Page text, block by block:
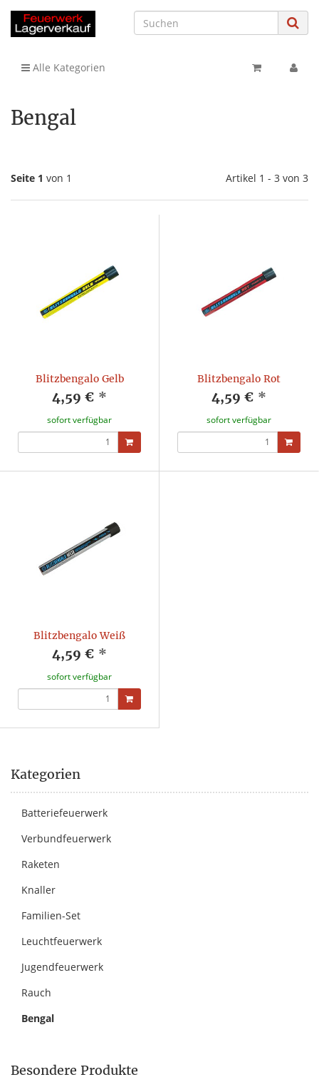
Alle Kategorien
Bengal
Seite 1 von 1 Artikel 1 - 3 von 3
Blitzbengalo Gelb
4,59 € *
sofort verfügbar
Blitzbengalo Rot
4,59 € *
sofort verfügbar
Blitzbengalo Weiß
4,59 € *
sofort verfügbar
Kategorien
Batteriefeuerwerk
Verbundfeuerwerk
Raketen
Knaller
Familien-Set
Leuchtfeuerwerk
Jugendfeuerwerk
Rauch
Bengal
Besondere Produkte